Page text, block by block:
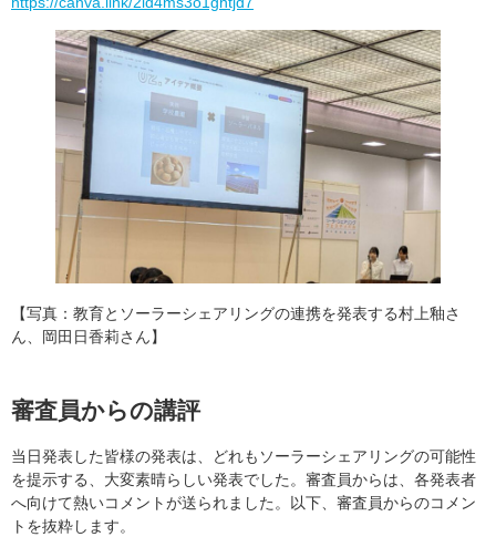
【写真：教育とソーラーシェアリングの連携を発表する村上釉さ
ん、岡田日香莉さん】
審査員からの講評
当日発表した皆様の発表は、どれもソーラーシェアリングの可能性
を提示する、大変素晴らしい発表でした。審査員からは、各発表者
へ向けて熱いコメントが送られました。以下、審査員からのコメン
トを抜粋します。